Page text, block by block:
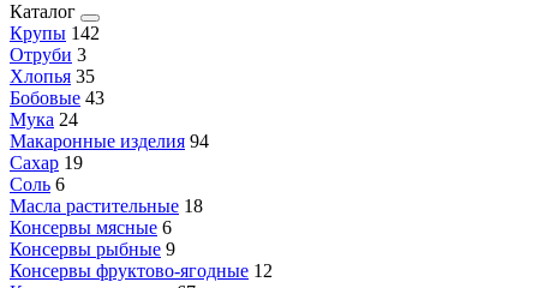
Каталог
Крупы 142
Отруби 3
Хлопья 35
Бобовые 43
Мука 24
Макаронные изделия 94
Сахар 19
Соль 6
Масла растительные 18
Консервы мясные 6
Консервы рыбные 9
Консервы фруктово-ягодные 12